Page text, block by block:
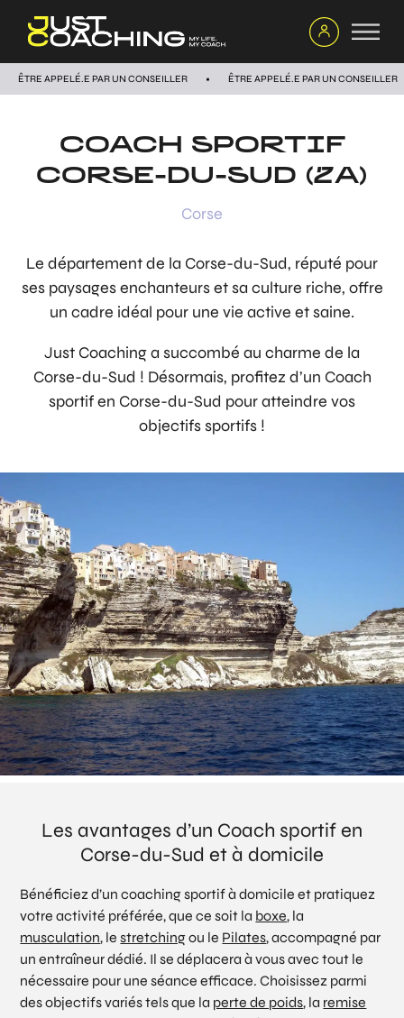
ÊTRE APPELÉ.E PAR UN CONSEILLER ÊTRE APPELÉ.E PAR UN CONSEILLER
COACH SPORTIF
CORSE-DU-SUD (2A)
Corse
Le département de la Corse-du-Sud, réputé pour
ses paysages enchanteurs et sa culture riche, offre
un cadre idéal pour une vie active et saine.
Just Coaching a succombé au charme de la
Corse-du-Sud ! Désormais, profitez d’un Coach
sportif en Corse-du-Sud pour atteindre vos
objectifs sportifs !
Les avantages d’un Coach sportif en
Corse-du-Sud et à domicile
Bénéficiez d’un coaching sportif à domicile et pratiquez
votre activité préférée, que ce soit la boxe, la
musculation, lestretchingou le Pilates, accompagné par
un entraîneur dédié. Il se déplacera à vous avec tout le
nécessaire pour une séance efficace. Choisissez parmi
des objectifs variés tels que la perte de poids, la remise